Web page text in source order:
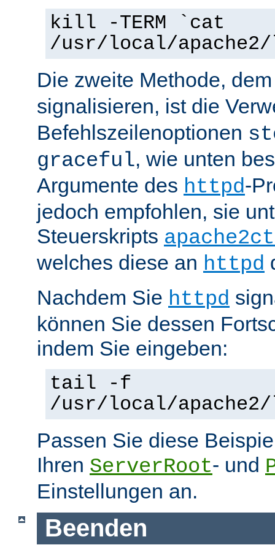
kill -TERM `cat
/usr/local/
Die zweite Methode,
signalisieren, ist die
Befehlszeilenoptionen
graceful, wie unten
Argumente des httpd-
jedoch empfohlen, sie
Steuerskripts
welches diese an httpd
Nachdem Sie httpd
können Sie dessen
indem Sie eingeben:
tail -f
/usr/local/
Passen Sie diese
Ihren ServerRoot- und
Einstellungen an.
Beenden